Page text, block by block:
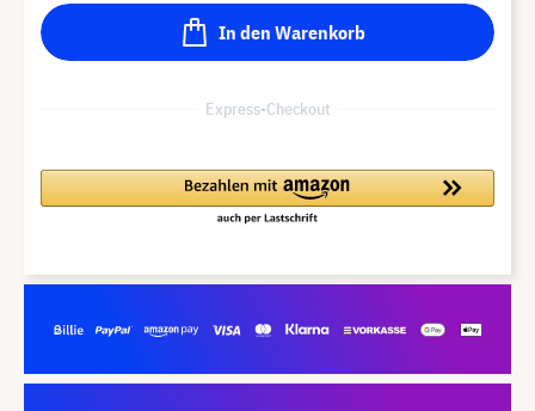
In den Warenkorb
Express-Checkout